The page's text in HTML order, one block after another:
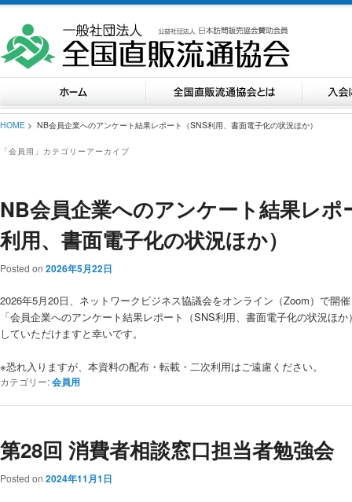
HOME > NB会員企業へのアンケート結果レポート（SNS利用、書面電子化の状況ほか）
「会員用 」カテゴリーアーカイブ
NB会員企業へのアンケート結果レポ
利用、書面電子化の状況ほか）
Posted on 2026年5月22日
2026年5月20日、ネットワークビジネス協議会をオンライン（Zoom）で開
「会員企業へのアンケート結果レポート（SNS利用、書面電子化の状況ほ
していただけますと幸いです。
※恐れ入りますが、本資料の配布・転載・二次利用はご遠慮ください。
カテゴリー:会員用
第28回 消費者相談窓口担当者勉強会
Posted on 2024年11月1日